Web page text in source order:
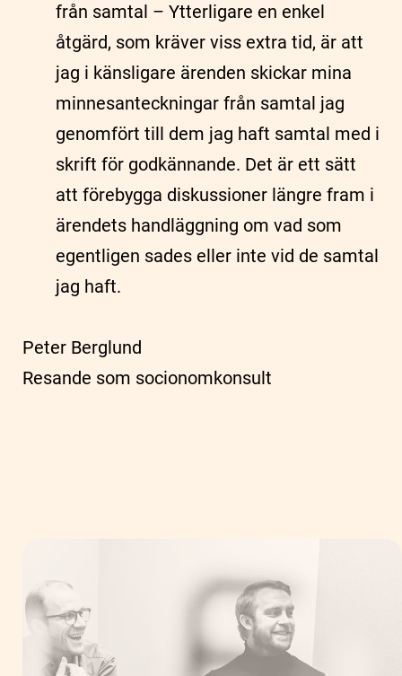
från samtal – Ytterligare en enkel
åtgärd, som kräver viss extra tid, är att
jag i känsligare ärenden skickar mina
minnesanteckningar från samtal jag
genomfört till dem jag haft samtal med i
skrift för godkännande. Det är ett sätt
att förebygga diskussioner längre fram i
ärendets handläggning om vad som
egentligen sades eller inte vid de samtal
jag haft.
Peter Berglund
Resande som socionomkonsult